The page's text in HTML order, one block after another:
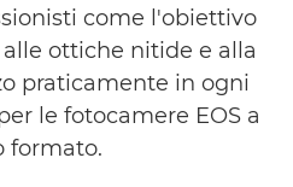
come l'obiettivo
ottiche nitide e alla
praticamente in ogni
le fotocamere EOS a
formato.